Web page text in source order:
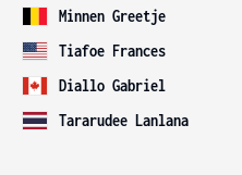
Minnen Greetje
Tiafoe Frances
Diallo Gabriel
Tararudee Lanlana